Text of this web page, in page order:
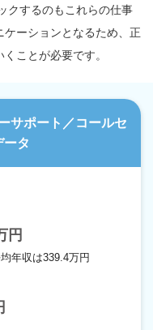
クするのもこれらの仕事
ーションとなるため、正
ことが必要です。
サポート／コールセ
ータ
円
年収は339.4万円